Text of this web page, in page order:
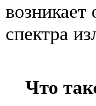
спектра
Что